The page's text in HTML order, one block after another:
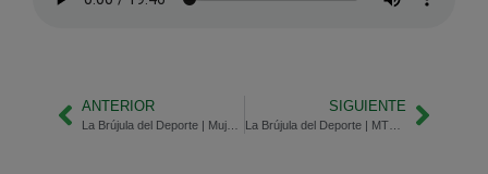
ANTERIOR
La Brújula del Deporte | Mujeres, leyendas del deporte
SIGUIENTE
La Brújula del Deporte | MTB Ilarcuris